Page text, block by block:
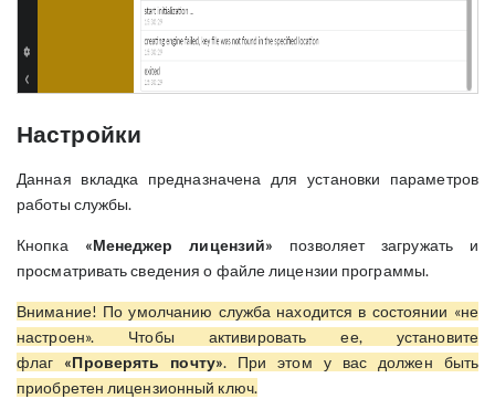
Настройки
Данная вкладка предназначена для установки параметров
работы службы.
Кнопка «Менеджер лицензий» позволяет загружать и
просматривать сведения о файле лицензии программы.
Внимание! По умолчанию служба находится в состоянии «не
настроен». Чтобы активировать ее, установите
флаг «Проверять почту». При этом у вас должен быть
приобретен лицензионный ключ.